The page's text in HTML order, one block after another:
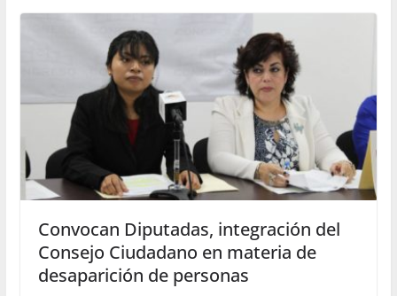
Convocan Diputadas, integración del
Consejo Ciudadano en materia de
desaparición de personas